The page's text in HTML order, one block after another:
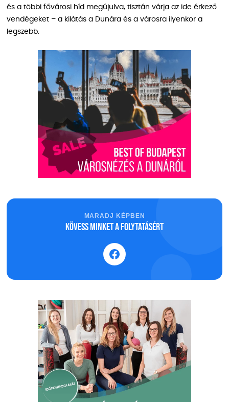
és a többi fővárosi híd megújulva, tisztán várja az ide érkező
vendégeket – a kilátás a Dunára és a városra ilyenkor a
legszebb.
MARADJ KÉPBEN
Kövess minket a folytatásért